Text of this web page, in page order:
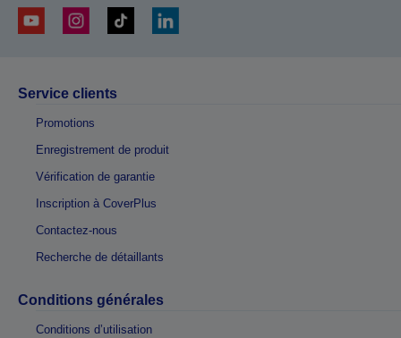
Service clients
Promotions
Enregistrement de produit
Vérification de garantie
Inscription à CoverPlus
Contactez-nous
Recherche de détaillants
Conditions générales
Conditions d’utilisation